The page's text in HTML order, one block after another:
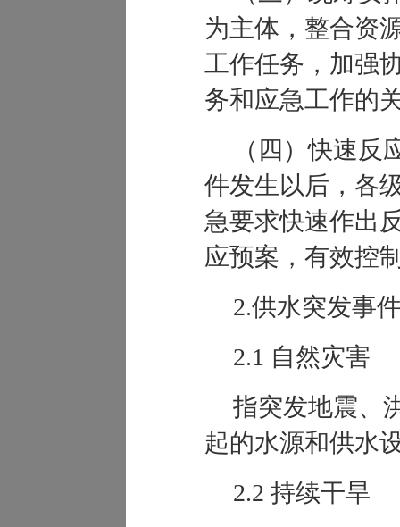
为主体，整合资
工作任务，加强
务和应急工作的
（四）快速反
件发生以后，各
急要求快速作出
应预案，有效控
2.供水突发事
2.1 自然灾害
指突发地震、
起的水源和供水
2.2 持续干旱